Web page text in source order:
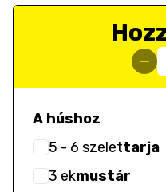
A húshoz
5 - 6 szelettarja
3 ekmustár